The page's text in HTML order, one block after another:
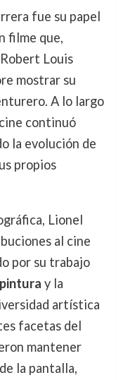
fue su papel
filme que,
Louis
mostrar su
A lo largo
continuó
la evolución de
propios
Lionel
al cine
por su trabajo
pintura y la
artística
facetas del
mantener
la pantalla,